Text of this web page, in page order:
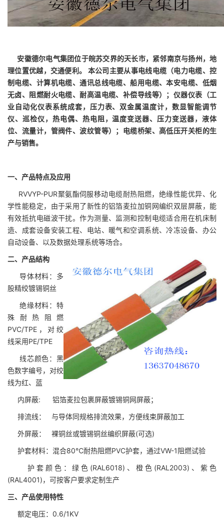
安徽德尔电气集团位于皖苏交界的天长市，紧邻南京与扬州，地
理位置优越，交通便利。 本公司主要从事电线电缆（电力电缆、控
制电缆、计算机电缆、通讯总线电缆、船用电缆、本安电缆、低烟
无卤、阻燃耐火电缆、耐高温电缆、补偿导线等）；仪器仪表（工
业自动化仪表系统成套，压力表、双金属温度计，数显智能调节
仪、巡检仪，热电偶、热电阻，温度变送器、压力变送器，液体
位、流量计，管阀件、波纹管等）；电缆桥架、高低压开关柜的生
产与销售。
一、产品特点及应用
RVVYP-PUR聚氨酯伺服移动电缆耐热阻燃，绝缘性能优异、化
学性能稳定，由于采用了新性的铝箔麦拉加铜网编织双层屏蔽，能
有效抵抗电磁波干扰。作为测量、监测和控制电缆适合用在机床制
造、成套设备安装工程、电站、暖气和空调系统、冷冻设备、办公
自动设备、以及数据处理系统等场合。
二、产品结构
导体材料：多
股精绞镀锡铜丝
绝缘材料：特
殊耐热阻燃
PVC/TPE，对绞
线采用PE/TPE
线芯颜色：黑
色数字编号，对绞
线为红、蓝
内屏蔽: 铝箔麦拉包裹屏蔽镀锡铜网屏蔽；
排流线： 与导体同规格排流效果，方便线束屏蔽加工
外屏蔽： 裸铜丝或镀锡铜丝编织屏蔽(可选)
护套材料：混合80℃耐热阻燃PVC护套，通过VW-1阻燃试验
护套颜色：绿色(RAL6018)、橙色(RAL2003)、紫色
(RAL4001)，可按客户要求定制生产
三、产品使用特性
额定电压：0.6/1KV